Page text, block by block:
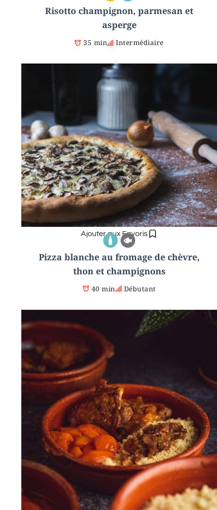
Risotto champignon, parmesan et
asperge
35 min Intermédiaire
Ajouter aux Favoris
Pizza blanche au fromage de chèvre,
thon et champignons
40 min Débutant